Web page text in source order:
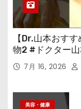
【Dr.山本おす
物2 #ドクター
7月 16, 2026
美容・健康